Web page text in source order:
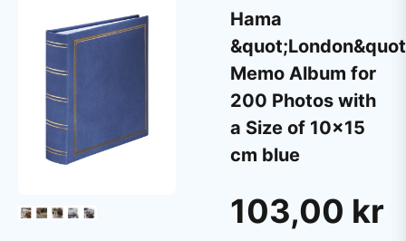
Hama
Memo Album for
200 Photos with
a Size of 10x15
cm blue
103,00 kr